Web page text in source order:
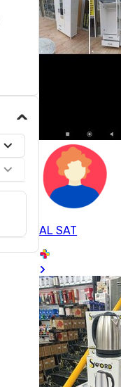
AL SAT